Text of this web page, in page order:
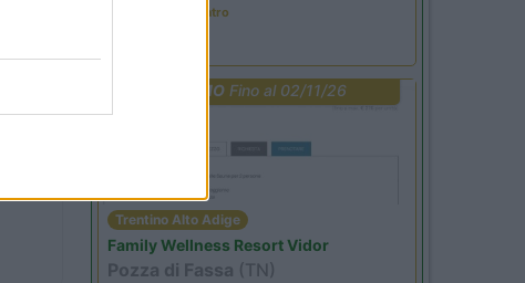
Incontri con il teatro
PROMO Fino al 02/11/26
Trentino Alto Adige
Family Wellness Resort Vidor
Pozza di Fassa (TN)